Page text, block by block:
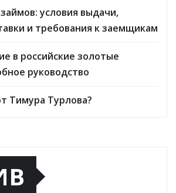
условия выдачи,
и требования к заемщикам
в российские золотые
руководство
Тимура Турлова?